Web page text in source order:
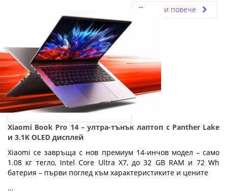
Прочети повече
Xiaomi Book Pro 14 – ултра-тънък лаптоп с Panther Lake
и 3.1K OLED дисплей
Xiaomi се завръща с нов премиум 14-инчов модел – само
1.08 кг тегло, Intel Core Ultra X7, до 32 GB RAM и 72 Wh
батерия – първи поглед към характеристиките и цените
…